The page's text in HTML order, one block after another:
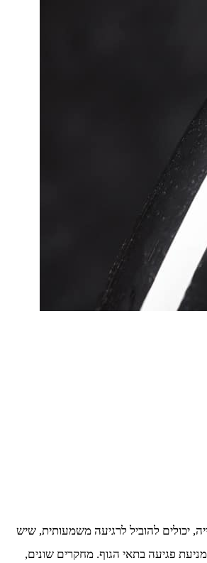
יכולים להוביל לרגיעה משמעותית, שיש
פגיעה בתאי הגוף. מחקרים שונים,